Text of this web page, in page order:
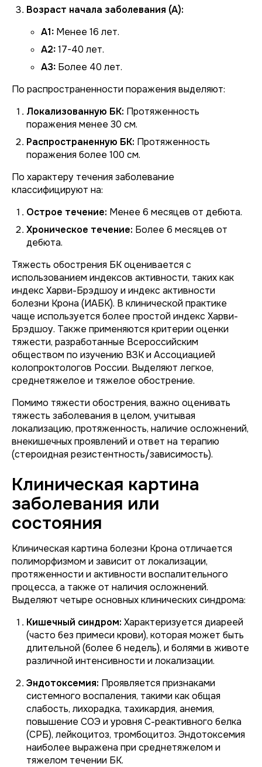
Возраст начала заболевания (A):
A1: Менее 16 лет.
A2:17-40 лет.
A3: Более 40 лет.
По распространенности поражения выделяют:
Локализованную БК: Протяженность
поражения менее 30 см.
Распространенную БК: Протяженность
поражения более 100 см.
По характеру течения заболевание
классифицируют на:
Острое течение: Менее 6 месяцев от дебюта.
Хроническое течение: Более 6 месяцев от
дебюта.
Тяжесть обострения БК оценивается с
использованием индексов активности, таких как
индекс Харви-Брэдшоу и индекс активности
болезни Крона (ИАБК). В клинической практике
чаще используется более простой индекс Харви-
Брэдшоу. Также применяются критерии оценки
тяжести, разработанные Всероссийским
обществом по изучению ВЗК и Ассоциацией
колопроктологов России. Выделяют легкое,
среднетяжелое и тяжелое обострение.
Помимо тяжести обострения, важно оценивать
тяжесть заболевания в целом, учитывая
локализацию, протяженность, наличие осложнений,
внекишечных проявлений и ответ на терапию
(стероидная резистентность/зависимость).
Клиническая картина
заболевания или
состояния
Клиническая картина болезни Крона отличается
полиморфизмом и зависит от локализации,
протяженности и активности воспалительного
процесса, а также от наличия осложнений.
Выделяют четыре основных клинических синдрома:
Кишечный синдром: Характеризуется диареей
(часто без примеси крови), которая может быть
длительной (более 6 недель), и болями в животе
различной интенсивности и локализации.
Эндотоксемия: Проявляется признаками
системного воспаления, такими как общая
слабость, лихорадка, тахикардия, анемия,
повышение СОЭ и уровня С-реактивного белка
(СРБ), лейкоцитоз, тромбоцитоз. Эндотоксемия
наиболее выражена при среднетяжелом и
тяжелом течении БК.